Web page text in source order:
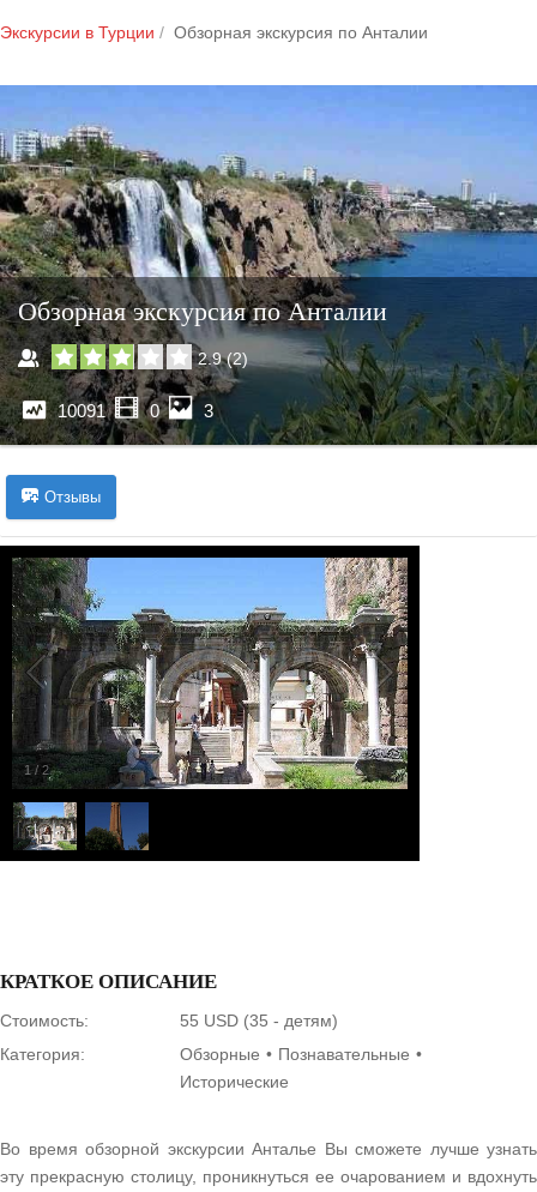
Экскурсии в Турции Обзорная экскурсия по Анталии
Обзорная экскурсия по Анталии
2.9(2)
10091 0 3
Отзывы
1/ 2
КРАТКОЕ ОПИСАНИЕ
Стоимость:
55 USD (35 - детям)
Категория:
Обзорные
Познавательные
Исторические
Во время обзорной экскурсии Анталье Вы сможете лучше узнать
эту прекрасную столицу, проникнуться ее очарованием и вдохнуть